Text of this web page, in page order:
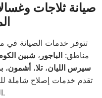
صيانة ثلاجات
تتوفر خدمات الصيانة في
مناطق:الباجور ،شبين
سيرس الليان،تلا، أشمون،
تقدم خدمات إصلاح شاملة
التقنيات.